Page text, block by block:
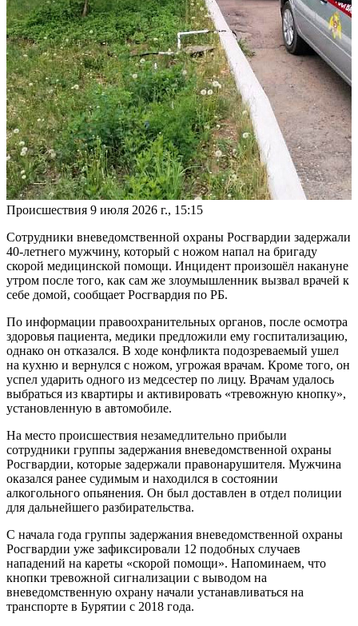
Происшествия 9 июля 2026 г., 15:15
Сотрудники вневедомственной охраны Росгвардии задержали
40-летнего мужчину, который с ножом напал на бригаду
скорой медицинской помощи. Инцидент произошёл накануне
утром после того, как сам же злоумышленник вызвал врачей к
себе домой, сообщает Росгвардия по РБ.
По информации правоохранительных органов, после осмотра
здоровья пациента, медики предложили ему госпитализацию,
однако он отказался. В ходе конфликта подозреваемый ушел
на кухню и вернулся с ножом, угрожая врачам. Кроме того, он
успел ударить одного из медсестер по лицу. Врачам удалось
выбраться из квартиры и активировать «тревожную кнопку»,
установленную в автомобиле.
На место происшествия незамедлительно прибыли
сотрудники группы задержания вневедомственной охраны
Росгвардии, которые задержали правонарушителя. Мужчина
оказался ранее судимым и находился в состоянии
алкогольного опьянения. Он был доставлен в отдел полиции
для дальнейшего разбирательства.
С начала года группы задержания вневедомственной охраны
Росгвардии уже зафиксировали 12 подобных случаев
нападений на кареты «скорой помощи». Напоминаем, что
кнопки тревожной сигнализации с выводом на
вневедомственную охрану начали устанавливаться на
транспорте в Бурятии с 2018 года.